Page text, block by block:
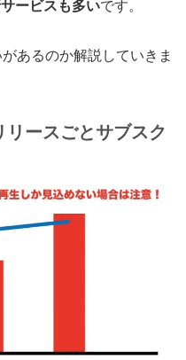
ービスも多いです。
あるのか解説していきま
リースごとサブスク